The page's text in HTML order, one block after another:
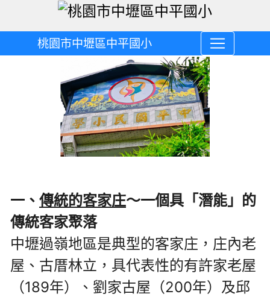
桃園市中壢區中平國小
一、 傳統的客家庄〜一個具「潛能」的
傳統客家聚落
中壢過嶺地區是典型的客家庄，庄內老
屋、古厝林立，具代表性的有許家老屋
（189年）、劉家古屋（200年）及邱